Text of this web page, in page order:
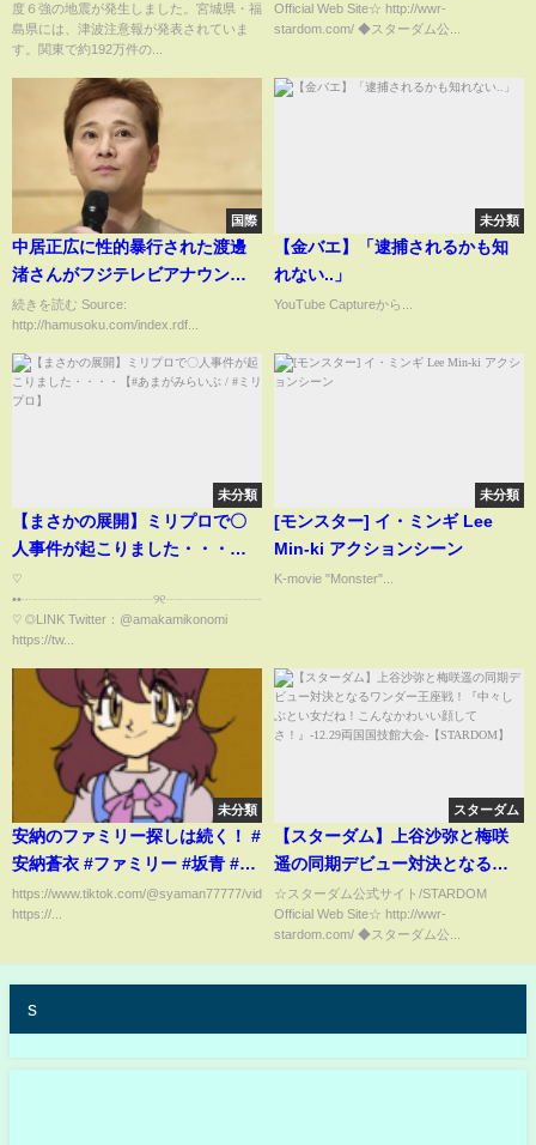
度６強の地震が発生しました。宮城県・福
島県には、津波注意報が発表されていま
す。関東で約192万件の...
は日本だけじゃなく世界にこの
ベルトを持っていきた
【STARDOM】
Official Web Site☆ http://wwr-
stardom.com/ ◆スターダム公...
国際
中居正広に性的暴行された渡邊
渚さんがフジテレビアナウンス
室部長に相談していた内容が壮
絶すぎる・・・
続きを読む Source:
http://hamusoku.com/index.rdf...
未分類
【金バエ】「逮捕されるかも知
れない..」
YouTube Captureから...
未分類
【まさかの展開】ミリプロで〇
人事件が起こりました・・・・
【#あまがみらいぶ / #ミリプ
ロ】
♡
••┈┈┈┈┈┈┈┈┈┈୨୧┈┈┈┈┈┈┈┈┈┈••
♡ ◎LINK Twitter：@amakamikonomi
https://tw...
未分類
[モンスター] イ・ミンギ Lee
Min-ki アクションシーン
K-movie "Monster"...
未分類
安納のファミリー探しは続く！ #
安納蒼衣 #ファミリー #坂青 #僕
青 #僕が見たかった青空 #僕青マ
ネカメ
https://www.tiktok.com/@syaman77777/video/7400020567270690064
https://...
スターダム
【スターダム】上谷沙弥と梅咲
遥の同期デビュー対決となるワ
ンダー王座戦！『中々しぶとい
女だね！こんなかわいい顔して
さ！』-12.29両国国技館大会-
☆スターダム公式サイト/STARDOM
Official Web Site☆ http://wwr-
stardom.com/ ◆スターダム公...
s